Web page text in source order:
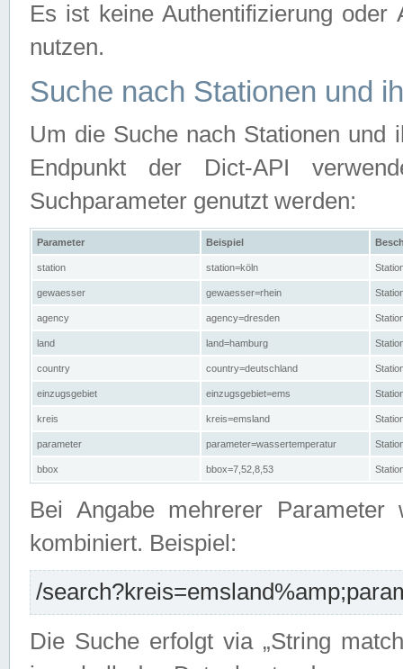
Es ist keine Authentifizierung
nutzen.
Suche nach Stationen und
Um die Suche nach Stationen und
Endpunkt der Dict-API
Suchparameter genutzt werden:
Parameter Beispiel
station station=köln
gewaesser gewaesser=rhein
agency agency=dresden
land land=hamburg
country country=deutschland
einzugsgebiet einzugsgebiet=ems
kreis kreis=emsland
parameter parameter=wassertemperatur
bbox bbox=7,52,8,53
Bei Angabe mehrerer Parameter
kombiniert. Beispiel:
/
Die Suche erfolgt via „String